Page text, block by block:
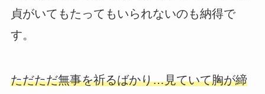
貞がいてもたってもいられないのも納得で
す。
ただただ無事を祈るばかり…見ていて胸が締